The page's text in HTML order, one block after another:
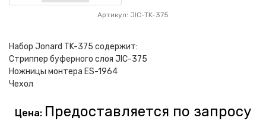
Артикул: JIC-TK-375
Набор Jonard TK-375 содержит:
Стриппер буферного слоя JIC-375
Ножницы монтера ES-1964
Чехол
Цена: Предоставляется по запросу